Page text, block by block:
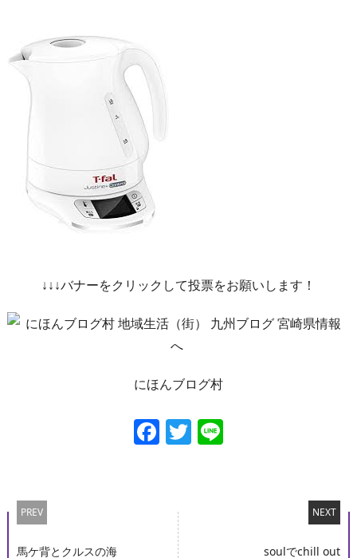
↓↓↓バナーをクリックして投票をお願いします！
にほんブログ村
Facebook
Twitter
Line
PREV
馬ケ背とクルスの海
NEXT
soulでchill out